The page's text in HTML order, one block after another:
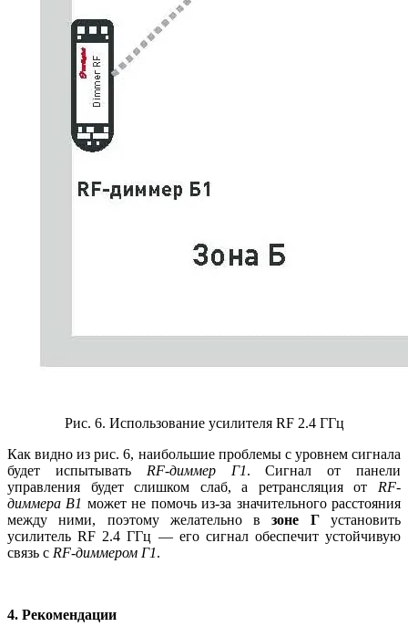
Рис. 6. Использование усилителя RF 2.4 ГГц
Как видно из рис. 6, наибольшие проблемы с уровнем сигнала
будет испытывать RF-диммер Г1. Сигнал от панели
управления будет слишком слаб, а ретрансляция от RF-
диммера В1 может не помочь из-за значительного расстояния
между ними, поэтому желательно взоне Густановить
усилитель RF 2.4 ГГц — его сигнал обеспечит устойчивую
связь с RF-диммером Г1.
4. Рекомендации